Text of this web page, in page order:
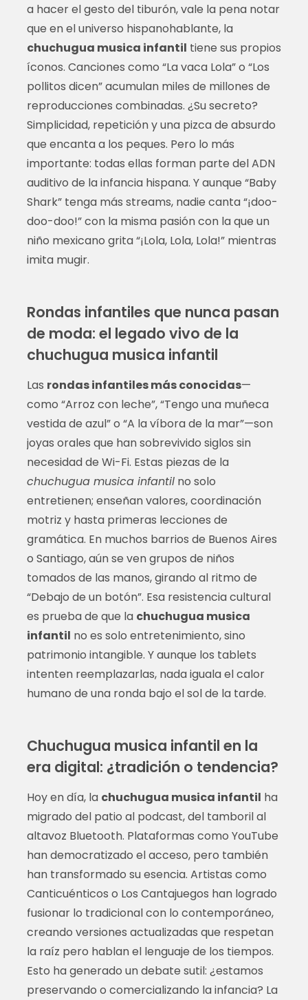
a hacer el gesto del tiburón, vale la pena notar
que en el universo hispanohablante, la
chuchugua musica infantil tiene sus propios
íconos. Canciones como “La vaca Lola” o “Los
pollitos dicen” acumulan miles de millones de
reproducciones combinadas. ¿Su secreto?
Simplicidad, repetición y una pizca de absurdo
que encanta a los peques. Pero lo más
importante: todas ellas forman parte del ADN
auditivo de la infancia hispana. Y aunque “Baby
Shark” tenga más streams, nadie canta “¡doo-
doo-doo!” con la misma pasión con la que un
niño mexicano grita “¡Lola, Lola, Lola!” mientras
imita mugir.
Rondas infantiles que nunca pasan
de moda: el legado vivo de la
chuchugua musica infantil
Las rondas infantiles más conocidas—
como “Arroz con leche”, “Tengo una muñeca
vestida de azul” o “A la víbora de la mar”—son
joyas orales que han sobrevivido siglos sin
necesidad de Wi-Fi. Estas piezas de la
chuchugua musica infantilno solo
entretienen; enseñan valores, coordinación
motriz y hasta primeras lecciones de
gramática. En muchos barrios de Buenos Aires
o Santiago, aún se ven grupos de niños
tomados de las manos, girando al ritmo de
“Debajo de un botón”. Esa resistencia cultural
es prueba de que la chuchugua musica
infantil no es solo entretenimiento, sino
patrimonio intangible. Y aunque los tablets
intenten reemplazarlas, nada iguala el calor
humano de una ronda bajo el sol de la tarde.
Chuchugua musica infantil en la
era digital: ¿tradición o tendencia?
Hoy en día, la chuchugua musica infantil ha
migrado del patio al podcast, del tamboril al
altavoz Bluetooth. Plataformas como YouTube
han democratizado el acceso, pero también
han transformado su esencia. Artistas como
Canticuénticos o Los Cantajuegos han logrado
fusionar lo tradicional con lo contemporáneo,
creando versiones actualizadas que respetan
la raíz pero hablan el lenguaje de los tiempos.
Esto ha generado un debate sutil: ¿estamos
preservando o comercializando la infancia? La